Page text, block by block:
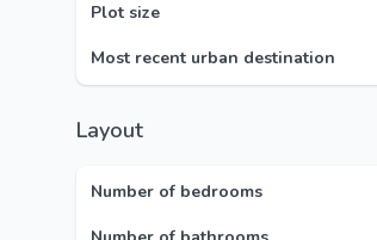
Plot size
Most recent urban destination
Layout
Number of bedrooms